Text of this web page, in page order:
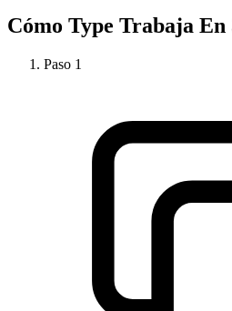
Cómo Type Trabaja En
Paso 1